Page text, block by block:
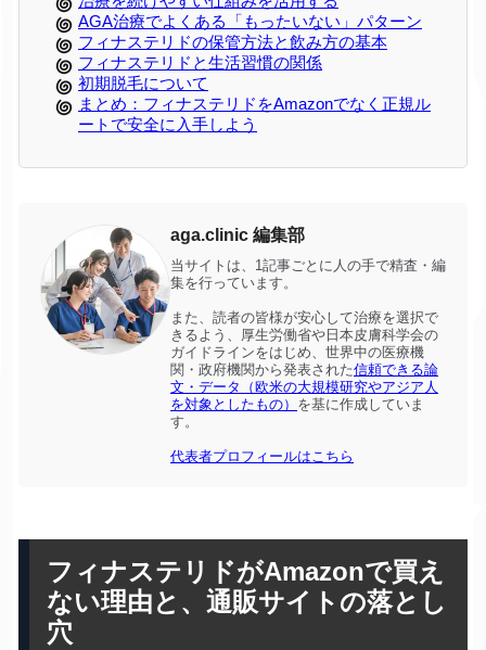
AGA治療でよくある「もったいない」パターン
フィナステリドの保管方法と飲み方の基本
フィナステリドと生活習慣の関係
初期脱毛について
まとめ：フィナステリドをAmazonでなく正規ル
ートで安全に入手しよう
aga.clinic 編集部
当サイトは、1記事ごとに人の手で精査・編
集を行っています。
また、読者の皆様が安心して治療を選択で
きるよう、厚生労働省や日本皮膚科学会の
ガイドラインをはじめ、世界中の医療機
関・政府機関から発表された信頼できる論
文・データ（欧米の大規模研究やアジア人
を対象としたもの） を基に作成していま
す。
代表者プロフィールはこちら
フィナステリドがAmazonで買え
ない理由と、通販サイトの落とし
穴